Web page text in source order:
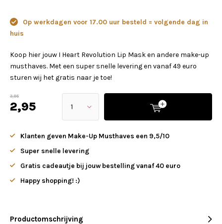
Op werkdagen voor 17.00 uur besteld = volgende dag in
huis
Koop hier jouw I Heart Revolution Lip Mask en andere make-up
musthaves. Met een super snelle levering en vanaf 49 euro
sturen wij het gratis naar je toe!
3,95
2,95
Klanten geven Make-Up Musthaves een 9,5/10
Super snelle levering
Gratis cadeautje bij jouw bestelling vanaf 40 euro
Happy shopping! :)
Productomschrijving